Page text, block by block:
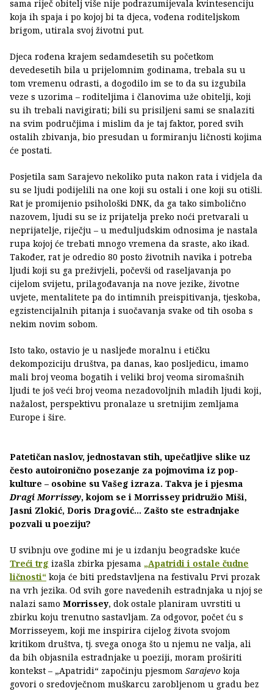
sama riječ obitelj više nije podrazumijevala kvintesenciju
koja ih spaja i po kojoj bi ta djeca, vođena roditeljskom
brigom, utirala svoj životni put.
Djeca rođena krajem sedamdesetih su početkom
devedesetih bila u prijelomnim godinama, trebala su u
tom vremenu odrasti, a dogodilo im se to da su izgubila
veze s uzorima – roditeljima i članovima uže obitelji, koji
su ih trebali navigirati; bili su prisiljeni sami se snalaziti
na svim područjima i mislim da je taj faktor, pored svih
ostalih zbivanja, bio presudan u formiranju ličnosti kojima
će postati.
Posjetila sam Sarajevo nekoliko puta nakon rata i vidjela da
su se ljudi podijelili na one koji su ostali i one koji su otišli.
Rat je promijenio psihološki DNK, da ga tako simbolično
nazovem, ljudi su se iz prijatelja preko noći pretvarali u
neprijatelje, riječju – u međuljudskim odnosima je nastala
rupa kojoj će trebati mnogo vremena da sraste, ako ikad.
Također, rat je odredio 80 posto životnih navika i potreba
ljudi koji su ga preživjeli, počevši od raseljavanja po
cijelom svijetu, prilagođavanja na nove jezike, životne
uvjete, mentalitete pa do intimnih preispitivanja, tjeskoba,
egzistencijalnih pitanja i suočavanja svake od tih osoba s
nekim novim sobom.
Isto tako, ostavio je u nasljeđe moralnu i etičku
dekompoziciju društva, pa danas, kao posljedicu, imamo
mali broj veoma bogatih i veliki broj veoma siromašnih
ljudi te još veći broj veoma nezadovoljnih mladih ljudi koji,
nažalost, perspektivu pronalaze u sretnijim zemljama
Europe i šire.
Patetičan naslov, jednostavan stih, upečatljive slike uz
često autoironično posezanje za pojmovima iz pop-
kulture – osobine su Vašeg izraza. Takva je i pjesma
Dragi Morrissey, kojom se i Morrissey pridružio Miši,
Jasni Zlokić, Doris Dragović… Zašto ste estradnjake
pozvali u poeziju?
U svibnju ove godine mi je u izdanju beogradske kuće
Treći trg izašla zbirka pjesama „Apatridi i ostale čudne
ličnosti“ koja će biti predstavljena na festivalu Prvi prozak
na vrh jezika. Od svih gore navedenih estradnjaka u njoj se
nalazi samo Morrissey, dok ostale planiram uvrstiti u
zbirku koju trenutno sastavljam. Za odgovor, počet ću s
Morrisseyem, koji me inspirira cijelog života svojom
kritikom društva, tj. svega onoga što u njemu ne valja, ali
da bih objasnila estradnjake u poeziji, moram proširiti
kontekst – „Apatridi“ započinju pjesmom Sarajevo koja
govori o sredovječnom muškarcu zarobljenom u gradu bez